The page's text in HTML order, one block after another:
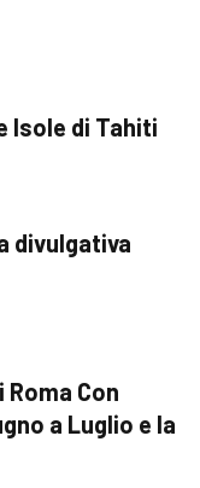
Isole di Tahiti
divulgativa
Con
a Luglio e la